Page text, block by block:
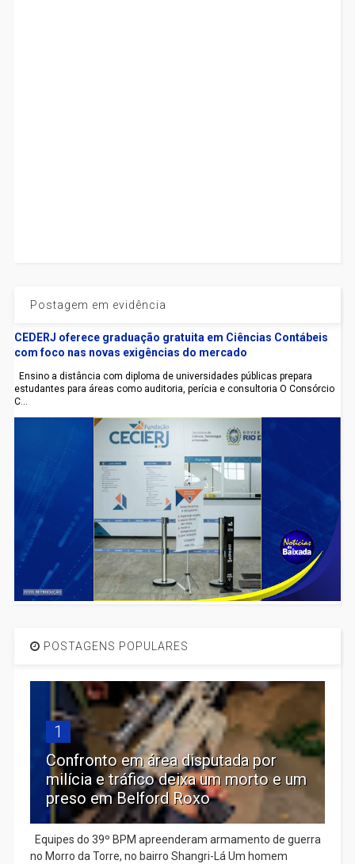
Postagem em evidência
CEDERJ oferece graduação gratuita em Ciências Contábeis
com foco nas novas exigências do mercado
Ensino a distância com diploma de universidades públicas prepara
estudantes para áreas como auditoria, perícia e consultoria O Consórcio
C...
POSTAGENS POPULARES
1
Confronto em área disputada por
milícia e tráfico deixa um morto e um
preso em Belford Roxo
Equipes do 39º BPM apreenderam armamento de guerra
no Morro da Torre, no bairro Shangri-Lá Um homem